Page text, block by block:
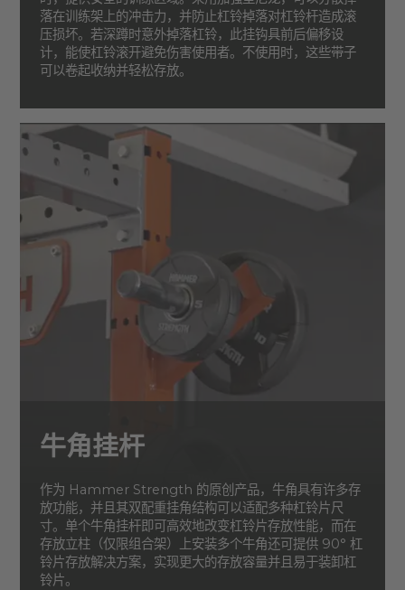
落在训练架上的冲击力，并防止杠铃掉落对杠铃杆造成滚
压损坏。若深蹲时意外掉落杠铃，此挂钩具前后偏移设
计，能使杠铃滚开避免伤害使用者。不使用时，这些带子
可以卷起收纳并轻松存放。
牛角挂杆
作为 Hammer Strength 的原创产品，牛角具有许多存
放功能，并且其双配重挂角结构可以适配多种杠铃片尺
寸。单个牛角挂杆即可高效地改变杠铃片存放性能，而在
存放立柱（仅限组合架）上安装多个牛角还可提供 90° 杠
铃片存放解决方案，实现更大的存放容量并且易于装卸杠
铃片。